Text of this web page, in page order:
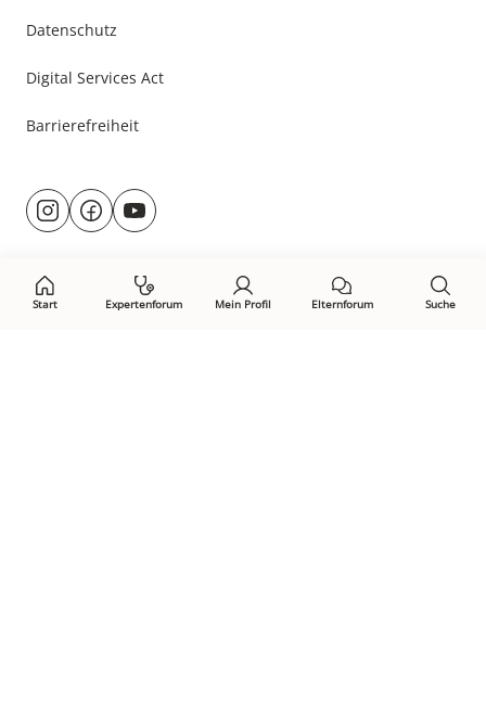
Start Expertenforum Mein Profil Elternforum Suche
Datenschutz
Digital Services Act
Barrierefreiheit
Besuche
uns@rund.ums.baby
facebook.com/rundumsbaby.de
youtube.com/@rundumsbaby_